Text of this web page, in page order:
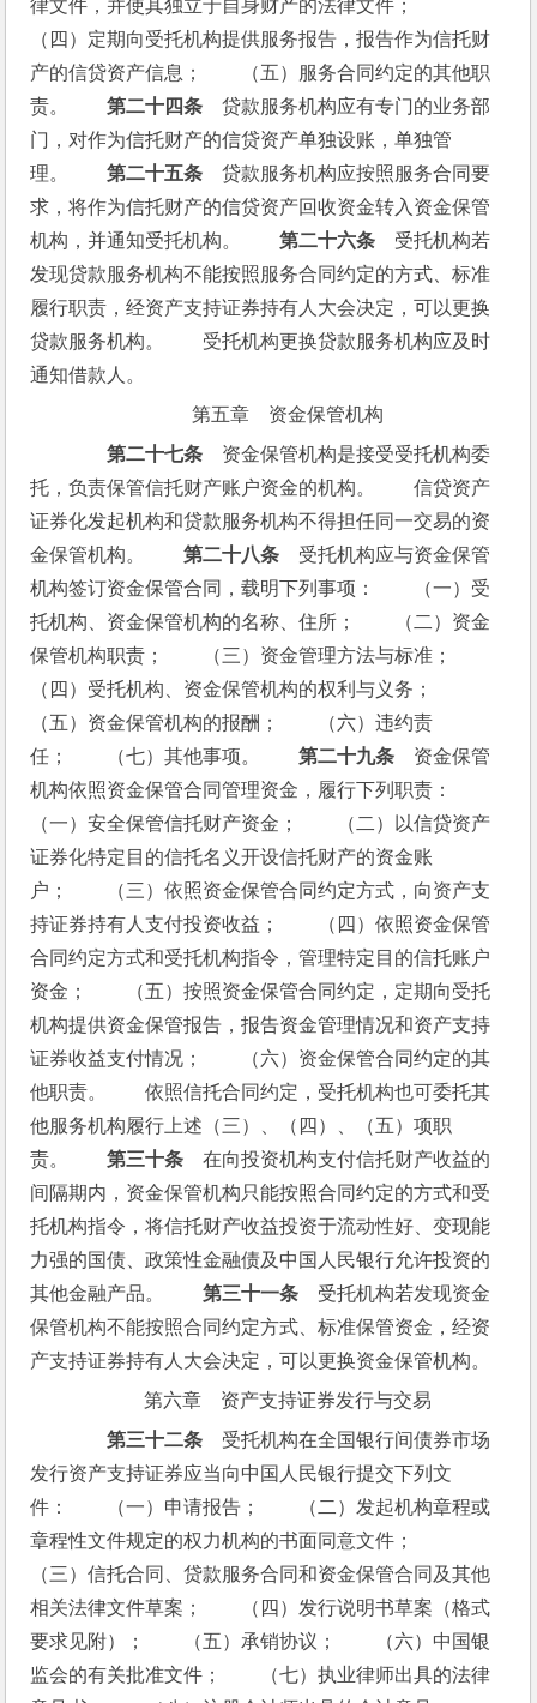
律文件，并使其独立于自身财产的法律文件；
（四）定期向受托机构提供服务报告，报告作为信托财
产的信贷资产信息；　　（五）服务合同约定的其他职
责。 第二十四条 贷款服务机构应有专门的业务部
门，对作为信托财产的信贷资产单独设账，单独管
理。 第二十五条 贷款服务机构应按照服务合同要
求，将作为信托财产的信贷资产回收资金转入资金保管
机构，并通知受托机构。 第二十六条 受托机构若
发现贷款服务机构不能按照服务合同约定的方式、标准
履行职责，经资产支持证券持有人大会决定，可以更换
贷款服务机构。　　受托机构更换贷款服务机构应及时
通知借款人。
第五章　资金保管机构
第二十七条 资金保管机构是接受受托机构委
托，负责保管信托财产账户资金的机构。　　信贷资产
证券化发起机构和贷款服务机构不得担任同一交易的资
金保管机构。 第二十八条 受托机构应与资金保管
机构签订资金保管合同，载明下列事项：　　（一）受
托机构、资金保管机构的名称、住所；　　（二）资金
保管机构职责；　　（三）资金管理方法与标准；
（四）受托机构、资金保管机构的权利与义务；
（五）资金保管机构的报酬；　　（六）违约责
任；　　（七）其他事项。 第二十九条 资金保管
机构依照资金保管合同管理资金，履行下列职责：
（一）安全保管信托财产资金；　　（二）以信贷资产
证券化特定目的信托名义开设信托财产的资金账
户；　　（三）依照资金保管合同约定方式，向资产支
持证券持有人支付投资收益；　　（四）依照资金保管
合同约定方式和受托机构指令，管理特定目的信托账户
资金；　　（五）按照资金保管合同约定，定期向受托
机构提供资金保管报告，报告资金管理情况和资产支持
证券收益支付情况；　　（六）资金保管合同约定的其
他职责。　　依照信托合同约定，受托机构也可委托其
他服务机构履行上述（三）、（四）、（五）项职
责。 第三十条 在向投资机构支付信托财产收益的
间隔期内，资金保管机构只能按照合同约定的方式和受
托机构指令，将信托财产收益投资于流动性好、变现能
力强的国债、政策性金融债及中国人民银行允许投资的
其他金融产品。 第三十一条 受托机构若发现资金
保管机构不能按照合同约定方式、标准保管资金，经资
产支持证券持有人大会决定，可以更换资金保管机构。
第六章　资产支持证券发行与交易
第三十二条 受托机构在全国银行间债券市场
发行资产支持证券应当向中国人民银行提交下列文
件：　　（一）申请报告；　　（二）发起机构章程或
章程性文件规定的权力机构的书面同意文件；
（三）信托合同、贷款服务合同和资金保管合同及其他
相关法律文件草案；　　（四）发行说明书草案（格式
要求见附）；　　（五）承销协议；　　（六）中国银
监会的有关批准文件；　　（七）执业律师出具的法律